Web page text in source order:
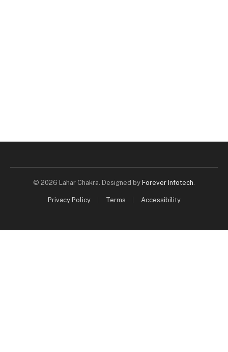
© 2026 Lahar Chakra. Designed by Forever Infotech
Privacy Policy Terms Accessibility